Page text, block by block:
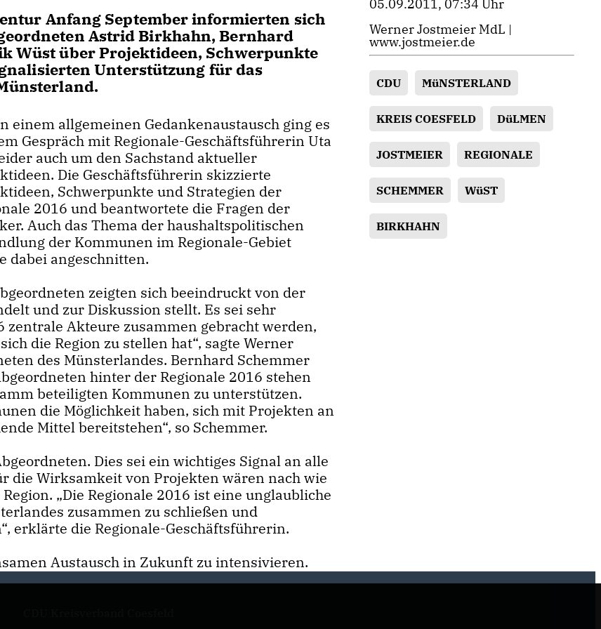
Anfang September informierten sich
Astrid Birkhahn, Bernhard
Wüst über Projektideen, Schwerpunkte
Unterstützung für das
einem allgemeinen Gedankenaustausch ging es
Gespräch mit Regionale-Geschäftsführerin Uta
auch um den Sachstand aktueller
Die Geschäftsführerin skizzierte
Schwerpunkte und Strategien der
2016 und beantwortete die Fragen der
Auch das Thema der haushaltspolitischen
der Kommunen im Regionale-Gebiet
dabei angeschnitten.
zeigten sich beeindruckt von der
und zur Diskussion stellt. Es sei sehr
zentrale Akteure zusammen gebracht werden,
die Region zu stellen hat“, sagte Werner
des Münsterlandes. Bernhard Schemmer
hinter der Regionale 2016 stehen
beteiligten Kommunen zu unterstützen.
die Möglichkeit haben, sich mit Projekten an
Mittel bereitstehen“, so Schemmer.
Dies sei ein wichtiges Signal an alle
die Wirksamkeit von Projekten wären nach wie
„Die Regionale 2016 ist eine unglaubliche
zusammen zu schließen und
erklärte die Regionale-Geschäftsführerin.
Austausch in Zukunft zu intensivieren.
05.09.2011, 07:34 Uhr
Werner Jostmeier MdL |
www.jostmeier.de
CDU MüNSTERLAND
KREIS COESFELD DüLMEN
JOSTMEIER REGIONALE
SCHEMMER WüST
BIRKHAHN